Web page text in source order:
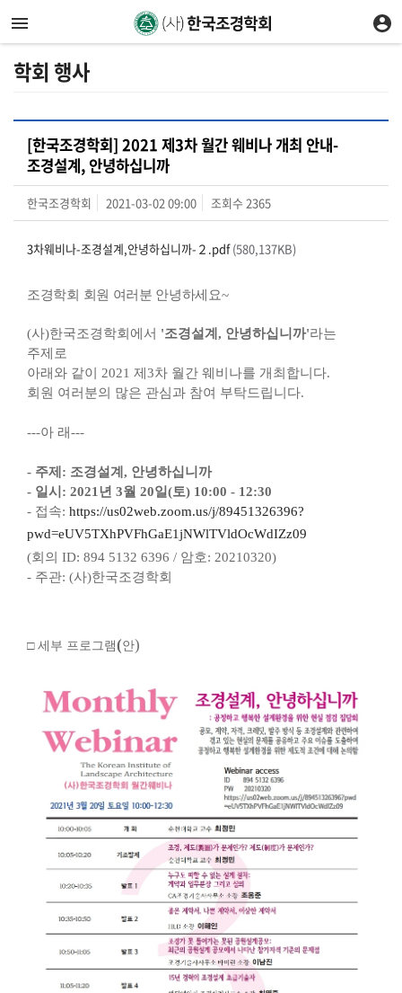
학회 행사
[한국조경학회] 2021 제3차 월간 웨비나 개최 안내-
조경설계, 안녕하십니까
한국조경학회 2021-03-02 09:00 조회수 2365
3차웨비나-조경설계,안녕하십니까-２.pdf(580,137KB)
조경학회 회원 여러분 안녕하세요~
(사)한국조경학회에서 '조경설계, 안녕하십니까'라는
주제로
아래와 같이 2021 제3차 월간 웨비나를 개최합니다.
회원 여러분의 많은 관심과 참여 부탁드립니다.
---아 래---
- 주제: 조경설계, 안녕하십니까
- 일시: 2021년 3월 20일(토) 10:00 - 12:30
- 접속: https://us02web.zoom.us/j/89451326396?
pwd=eUV5TXhPVFhGaE1jNWlTVldOcWdIZz09
(회의 ID: 894 5132 6396 / 암호: 20210320)
- 주관: (사)한국조경학회
□ 세부 프로그램(안)